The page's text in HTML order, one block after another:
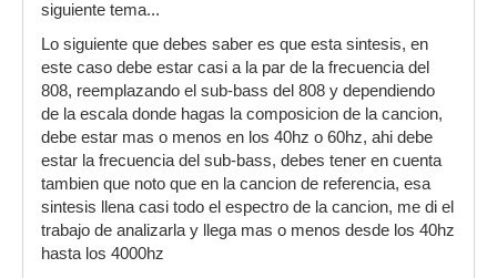
siguiente tema...
Lo siguiente que debes saber es que esta sintesis, en
este caso debe estar casi a la par de la frecuencia del
808, reemplazando el sub-bass del 808 y dependiendo
de la escala donde hagas la composicion de la cancion,
debe estar mas o menos en los 40hz o 60hz, ahi debe
estar la frecuencia del sub-bass, debes tener en cuenta
tambien que noto que en la cancion de referencia, esa
sintesis llena casi todo el espectro de la cancion, me di el
trabajo de analizarla y llega mas o menos desde los 40hz
hasta los 4000hz